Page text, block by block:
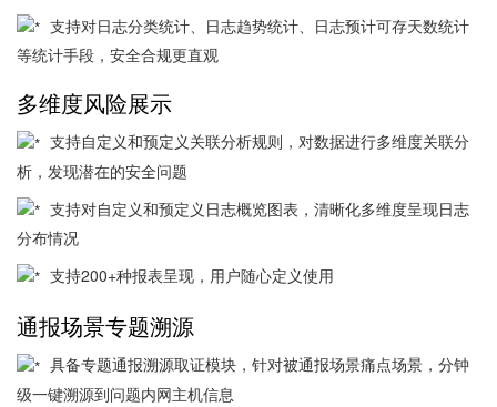
支持对日志分类统计、日志趋势统计、日志预计可存天数统计
等统计手段，安全合规更直观
多维度风险展示
支持自定义和预定义关联分析规则，对数据进行多维度关联分
析，发现潜在的安全问题
支持对自定义和预定义日志概览图表，清晰化多维度呈现日志
分布情况
支持200+种报表呈现，用户随心定义使用
通报场景专题溯源
具备专题通报溯源取证模块，针对被通报场景痛点场景，分钟
级一键溯源到问题内网主机信息